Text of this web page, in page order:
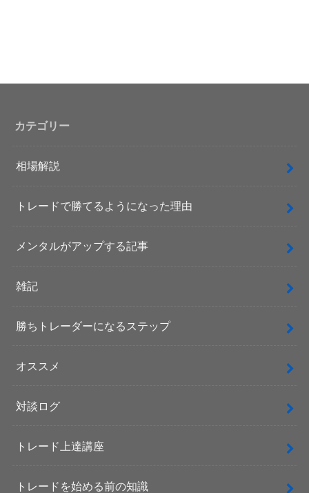
カテゴリー
相場解説
トレードで勝てるようになった理由
メンタルがアップする記事
雑記
勝ちトレーダーになるステップ
オススメ
対談ログ
トレード上達講座
トレードを始める前の知識